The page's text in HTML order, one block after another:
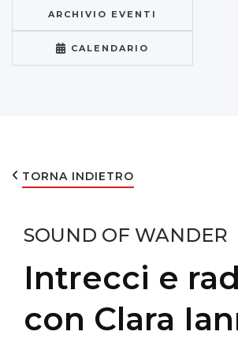
ARCHIVIO EVENTI
CALENDARIO
TORNA INDIETRO
SOUND OF WANDER
Intrecci e
con Clara